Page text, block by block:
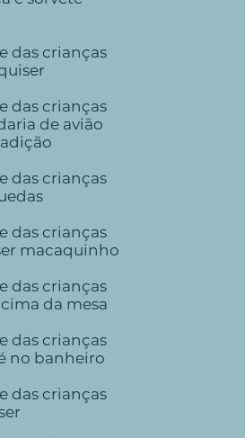
das crianças
das crianças
de avião
das crianças
das crianças
macaquinho
das crianças
da mesa
das crianças
no banheiro
das crianças